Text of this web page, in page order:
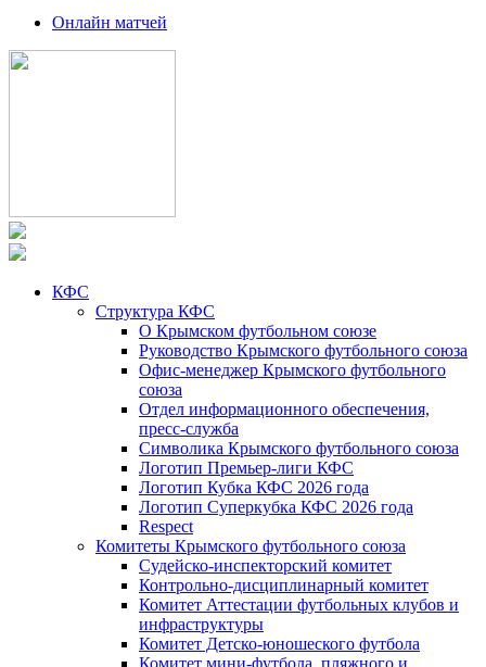
Онлайн матчей
КФС
Структура КФС
О Крымском футбольном союзе
Руководство Крымского футбольного союза
Офис-менеджер Крымского футбольного
союза
Отдел информационного обеспечения,
пресс-служба
Символика Крымского футбольного союза
Логотип Премьер-лиги КФС
Логотип Кубка КФС 2026 года
Логотип Суперкубка КФС 2026 года
Respect
Комитеты Крымского футбольного союза
Судейско-инспекторский комитет
Контрольно-дисциплинарный комитет
Комитет Аттестации футбольных клубов и
инфраструктуры
Комитет Детско-юношеского футбола
Комитет мини-футбола, пляжного и